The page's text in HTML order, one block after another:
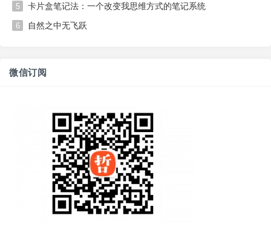
5 卡片盒笔记法：一个改变我思维方式的笔记系统
6 自然之中无飞跃
微信订阅